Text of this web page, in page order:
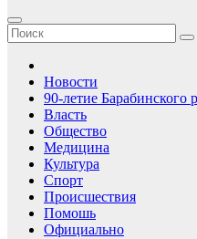
Новости
90-летие Барабинского
Власть
Общество
Медицина
Культура
Спорт
Происшествия
Помошь
Официально